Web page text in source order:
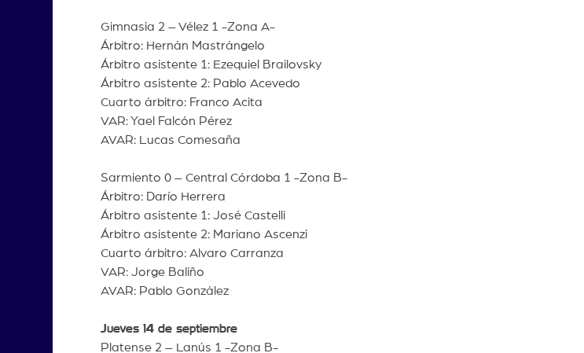
Gimnasia 2 – Vélez 1 -Zona A-
Árbitro: Hernán Mastrángelo
Árbitro asistente 1: Ezequiel Brailovsky
Árbitro asistente 2: Pablo Acevedo
Cuarto árbitro: Franco Acita
VAR: Yael Falcón Pérez
AVAR: Lucas Comesaña
Sarmiento 0 – Central Córdoba 1 -Zona B-
Árbitro: Darío Herrera
Árbitro asistente 1: José Castelli
Árbitro asistente 2: Mariano Ascenzi
Cuarto árbitro: Alvaro Carranza
VAR: Jorge Baliño
AVAR: Pablo González
Jueves 14 de septiembre
Platense 2 – Lanús 1 -Zona B-